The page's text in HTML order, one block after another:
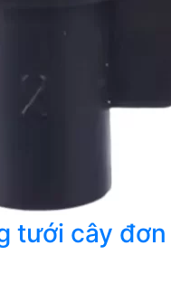
tưới cây